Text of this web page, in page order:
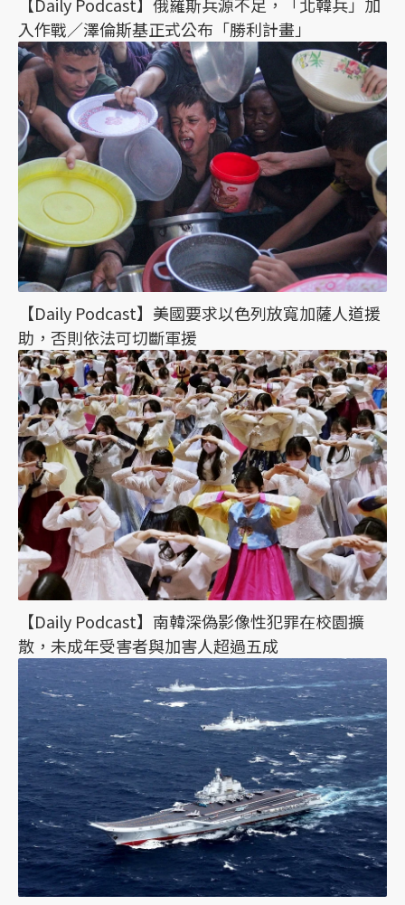
【Daily Podcast】俄羅斯兵源不足，「北韓兵」加
入作戰／澤倫斯基正式公布「勝利計畫」
【Daily Podcast】美國要求以色列放寬加薩人道援
助，否則依法可切斷軍援
【Daily Podcast】南韓深偽影像性犯罪在校園擴
散，未成年受害者與加害人超過五成